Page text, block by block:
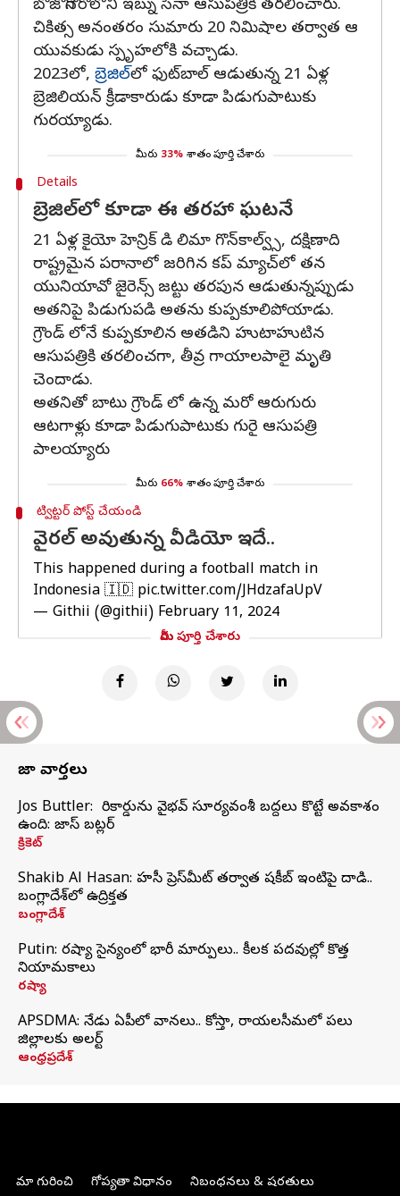
బోజోనెగోరోలోని ఇబ్ను సినా ఆసుపత్రికి తరలించారు.
చికిత్స అనంతరం సుమారు 20 నిమిషాల తర్వాత ఆ
యువకుడు స్పృహలోకి వచ్చాడు.
2023లో, బ్రెజిల్‌లో ఫుట్‌బాల్ ఆడుతున్న 21 ఏళ్ల
బ్రెజిలియన్ క్రీడాకారుడు కూడా పిడుగుపాటుకు
గురయ్యాడు.
మీరు 33% శాతం పూర్తి చేశారు
Details
బ్రెజిల్‌లో కూడా ఈ తరహా ఘటనే
21 ఏళ్ల కైయో హెన్రిక్ డి లిమా గొన్‌కాల్వ్స్, దక్షిణాది
రాష్ట్రమైన పరానాలో జరిగిన కప్ మ్యాచ్‌లో తన
యునియావో జైరెన్స్ జట్టు తరపున ఆడుతున్నప్పుడు
అతనిపై పిడుగుపడి అతను కుప్పకూలిపోయాడు.
గ్రౌండ్ లోనే కుప్పకూలిన అతడిని హుటాహుటిన
ఆసుపత్రికి తరలించగా, తీవ్ర గాయాలపాలై మృతి
చెందాడు.
అతనితో బాటు గ్రౌండ్ లో ఉన్న మరో ఆరుగురు
ఆటగాళ్లు కూడా పిడుగుపాటుకు గురై ఆసుపత్రి
పాలయ్యారు
మీరు 66% శాతం పూర్తి చేశారు
ట్విట్టర్ పోస్ట్ చేయండి
వైరల్ అవుతున్న వీడియో ఇదే..
This happened during a football match in
Indonesia 🇮🇩 pic.twitter.com/JHdzafaUpV
— Githii (@githii) February 11, 2024
మీరు పూర్తి చేశారు
తాజా వార్తలు
Jos Buttler: నా రికార్డును వైభవ్ సూర్యవంశీ బద్దలు కొట్టే అవకాశం
ఉంది: జాస్ బట్లర్
క్రికెట్
Shakib Al Hasan: హసీనా ప్రెస్‌మీట్‌ తర్వాత షకీబ్‌ ఇంటిపై దాడి..
బంగ్లాదేశ్‌లో ఉద్రిక్తత
బంగ్లాదేశ్
Putin: రష్యా సైన్యంలో భారీ మార్పులు.. కీలక పదవుల్లో కొత్త
నియామకాలు
రష్యా
APSDMA: నేడు ఏపీలో వానలు.. కోస్తా, రాయలసీమలో పలు
జిల్లాలకు అలర్ట్
ఆంధ్రప్రదేశ్
మా గురించి గోప్యతా విధానం నిబంధనలు & షరతులు